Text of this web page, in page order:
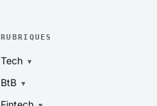
RUBRIQUES
Tech
BtB